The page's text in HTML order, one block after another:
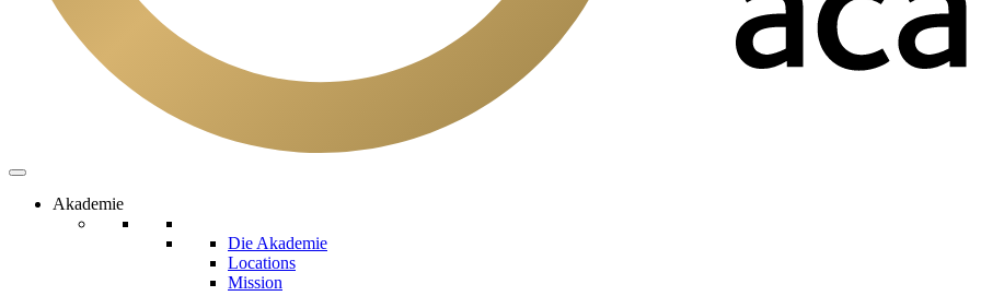
Akademie
Die Akademie
Locations
Mission